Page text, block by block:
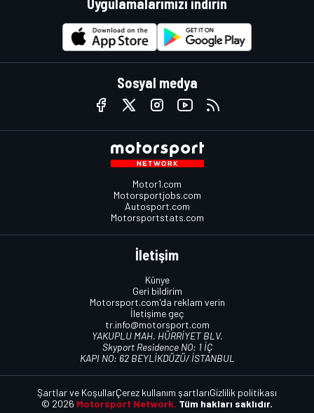
Uygulamalarımızı indirin
Sosyal medya
Motor1.com
Motorsportjobs.com
Autosport.com
Motorsportstats.com
İletişim
Künye
Geri bildirim
Motorsport.com'da reklam verin
İletişime geç
tr.info@motorsport.com
YAKUPLU MAH. HÜRRİYET BLV.
Skyport Residence NO: 1 İÇ
KAPI NO: 62 BEYLİKDÜZÜ/ İSTANBUL
© 2026 Motorsport Network. Tüm hakları saklıdır.
Şartlar ve KoşullarÇerez kullanım şartlarıGizlilik politikası